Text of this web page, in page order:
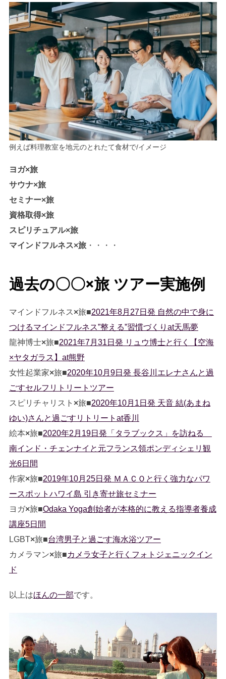
例えば料理教室を地元のとれたて食材で/イメージ
ヨガ×旅
サウナ×旅
セミナー×旅
資格取得×旅
スピリチュアル×旅
マインドフルネス×旅・・・・
過去の〇〇×旅 ツアー実施例
マインドフルネス ×旅■2021年8月27日発 自然の中で身に
つけるマインドフルネス”整える”習慣づくりat天馬夢
龍神博士×旅■2021年7月31日発 リュウ博士と行く【空海
×ヤタガラス】at熊野
女性起業家×旅■2020年10月9日発 長谷川エレナさんと過
ごすセルフリトリートツアー
スピリチャリスト ×旅■2020年10月1日発 天音 結(あまね
ゆい)さんと過ごすリトリートat香川
絵本×旅■2020年2月19日発「タラブックス」を訪ねる
南インド・チェンナイと元フランス領ポンディシェリ観
光6日間
作家×旅■2019年10月25日発 ＭＡＣＯと行く強力なパワ
ースポットハワイ島 引き寄せ旅セミナー
ヨガ×旅■Odaka Yoga創始者が本格的に教える指導者養成
講座5日間
LGBT×旅■台湾男子と過ごす海水浴ツアー
カメラマン×旅■カメラ女子と行くフォトジェニックイン
ド
以上はほんの一部です。